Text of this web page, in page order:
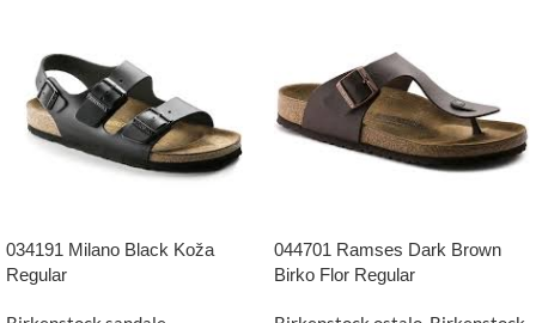
034191 Milano Black Koža
Regular
044701 Ramses Dark Brown
Birko Flor Regular